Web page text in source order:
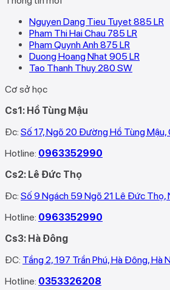
Nguyen Dang Tieu Tuyet 885 LR
Pham Thi Hai Chau 785 LR
Pham Quynh Anh 875 LR
Duong Hoang Nhat 905 LR
Tao Thanh Thuy 280 SW
Cơ sở học
Cs1: Hồ Tùng Mậu
Đc: Số 17, Ngõ 20 Đường Hồ Tùng Mậu,
Hotline: 0963352990
Cs2: Lê Đức Thọ
Đc: Số 9 Ngách 59 Ngõ 21 Lê Đức Thọ,
Hotline: 0963352990
Cs3: Hà Đông
ĐC: Tầng 2, 197 Trần Phú, Hà Đông, Hà
Hotline: 0353326208‬